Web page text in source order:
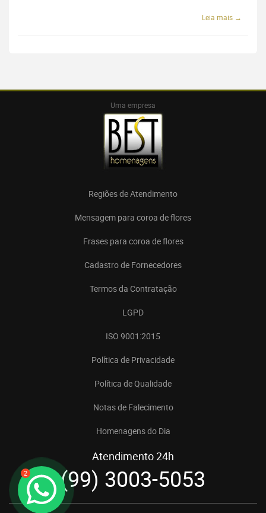
2
Leia mais →
Uma empresa
Regiões de Atendimento
Mensagem para coroa de flores
Frases para coroa de flores
Cadastro de Fornecedores
Termos da Contratação
LGPD
ISO 9001:2015
Política de Privacidade
Política de Qualidade
Notas de Falecimento
Homenagens do Dia
Atendimento 24h
(99) 3003-5053